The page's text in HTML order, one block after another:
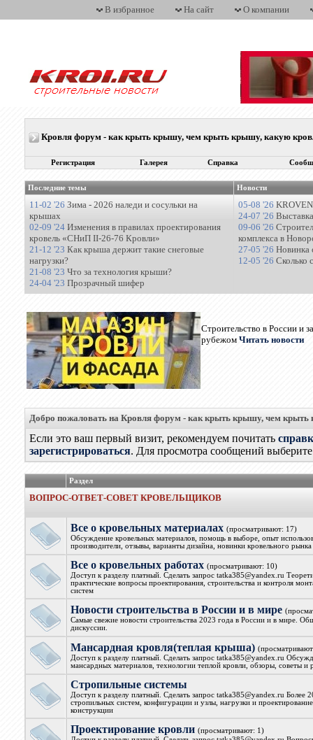
В избранное На сайт О компании
Кровля форум - как крыть крышу, чем крыть крышу, какую
Регистрация Галерея Справка
Последние темы Новости
11-02 '26 Зима - 2026 наледи и сосульки на
крышах
02-09 '24 Изменения в правилах проектирования
кровель «СНиП II-26-76 Кровли»
21-12 '23 Как крыша держит такие снеговые
нагрузки?
21-08 '23 Что за технология крыши?
24-04 '23 Прозрачный шифер
05-08 '26
24-07 '26
09-06 '26
комплекса в
27-05 '26 Новинка
12-05 '26 Сколько
Строительство в России и за
рубежомЧитать новости
Добро пожаловать на Кровля форум - как крыть крышу, чем
Если это ваш первый визит, рекомендуем почитать
зарегистрироваться. Для просмотра сообщений выберите
Раздел
ВОПРОС-ОТВЕТ-СОВЕТ КРОВЕЛЬЩИКОВ
Все о кровельных материалах (просматривают: 17)
Обсуждение кровельных материалов, помощь в выборе, опыт
производители, отзывы, варианты дизайна, новинки кровельного рынка
Все о кровельных работах (просматривают: 10)
Доступ к разделу платный. Сделать запрос tatka385@yandex.ru
практические вопросы проектирования, строительства и контроля
систем
Новости строительства в России и в мире
Самые свежие новости строительства 2023 года в России и в мире.
дискуссии.
Мансардная кровля(теплая крыша)
Доступ к разделу платный. Сделать запрос tatka385@yandex.ru
мансардных материалов, технологии теплой кровли, обзоры, советы и
Стропильные системы
Доступ к разделу платный. Сделать запрос tatka385@yandex.ru Более
стропильных систем, конфигурации и узлы, нагрузки и
конструкции
Проектирование кровли (просматривают: 1)